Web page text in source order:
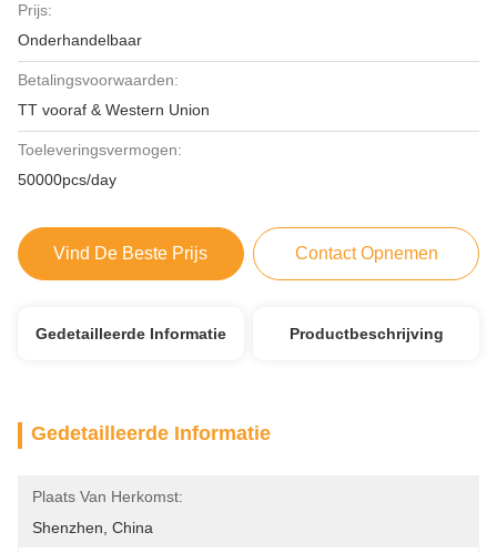
Prijs:
Onderhandelbaar
Betalingsvoorwaarden:
TT vooraf & Western Union
Toeleveringsvermogen:
50000pcs/day
Vind De Beste Prijs Contact Opnemen
Gedetailleerde Informatie Productbeschrijving
Gedetailleerde Informatie
Plaats Van Herkomst:
Shenzhen, China